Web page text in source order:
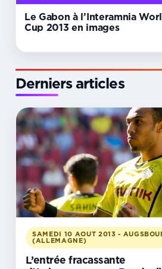
Le Gabon à l’Interamnia
Cup 2013 en images
Derniers articles
SAMEDI 10 AOUT 2013 -
(ALLEMAGNE)
L’entrée fracassante